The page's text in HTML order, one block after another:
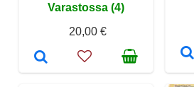
Varastossa (4)
20,00 €